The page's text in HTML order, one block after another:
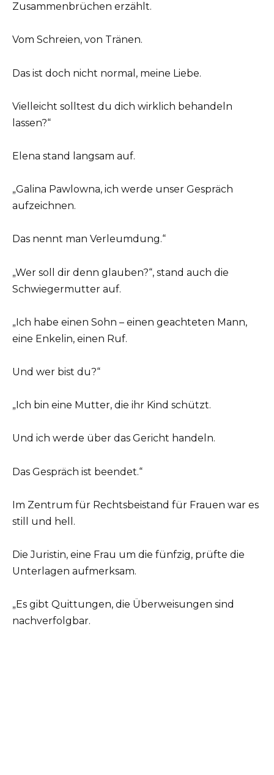
Zusammenbrüchen erzählt.
Vom Schreien, von Tränen.
Das ist doch nicht normal, meine Liebe.
Vielleicht solltest du dich wirklich behandeln
lassen?“
Elena stand langsam auf.
„Galina Pawlowna, ich werde unser Gespräch
aufzeichnen.
Das nennt man Verleumdung.“
„Wer soll dir denn glauben?“, stand auch die
Schwiegermutter auf.
„Ich habe einen Sohn – einen geachteten Mann,
eine Enkelin, einen Ruf.
Und wer bist du?“
„Ich bin eine Mutter, die ihr Kind schützt.
Und ich werde über das Gericht handeln.
Das Gespräch ist beendet.“
Im Zentrum für Rechtsbeistand für Frauen war es
still und hell.
Die Juristin, eine Frau um die fünfzig, prüfte die
Unterlagen aufmerksam.
„Es gibt Quittungen, die Überweisungen sind
nachverfolgbar.